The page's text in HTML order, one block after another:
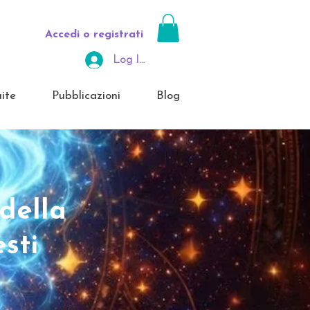
Log In Area Riservata
Accedi o registrati
Pubblicazioni Blog